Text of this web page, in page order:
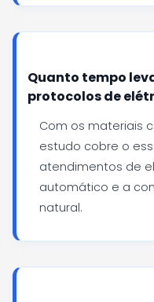
Quanto tempo
protocolos de
Com os materiais
estudo cobre o
atendimentos de
automático e a
natural.